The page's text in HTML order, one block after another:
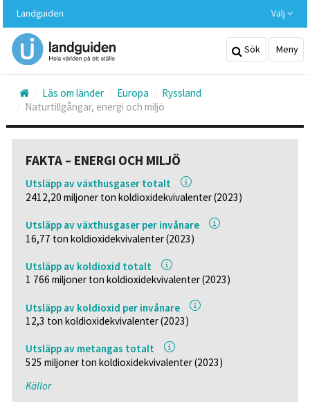
huvudinnehållet
Landguiden Välj
Sök Meny
Läs om länder Europa
Ryssland
Naturtillgångar, energi och miljö
FAKTA – ENERGI OCH MILJÖ
Utsläpp av växthusgaser totalt
2412,20 miljoner ton koldioxidekvivalenter (2023)
Utsläpp av växthusgaser per invånare
16,77 ton koldioxidekvivalenter (2023)
Utsläpp av koldioxid totalt
1 766 miljoner ton koldioxidekvivalenter (2023)
Utsläpp av koldioxid per invånare
12,3 ton koldioxidekvivalenter (2023)
Utsläpp av metangas totalt
525 miljoner ton koldioxidekvivalenter (2023)
Källor